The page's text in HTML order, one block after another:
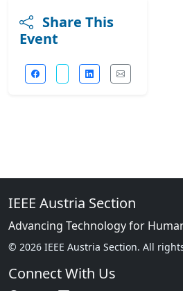
Share This
Event
IEEE Austria Section
Advancing Technology for
© 2026 IEEE Austria Section. All
Connect With Us